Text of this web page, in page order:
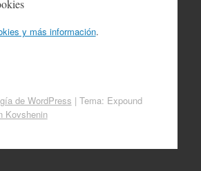
y más información.
de WordPress | Tema: Expound
Kovshenin